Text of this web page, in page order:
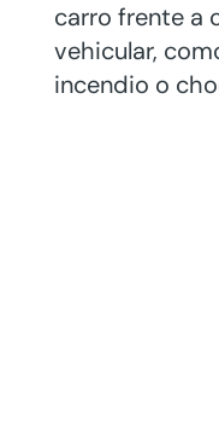
carro frente a
vehicular,
incendio o